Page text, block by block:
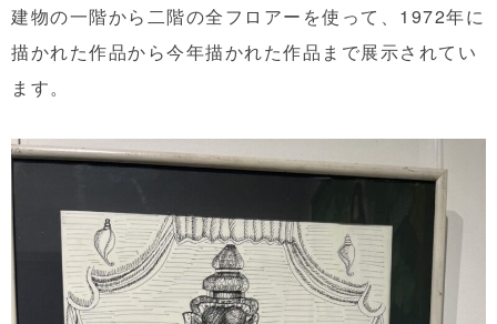
建物の一階から二階の全フロアーを使って、1972年に
描かれた作品から今年描かれた作品まで展示されてい
ます。